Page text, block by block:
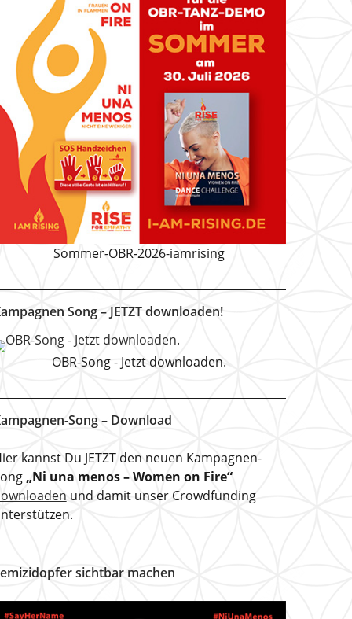
Sommer-OBR-2026-iamrising
Song – JETZT downloaden!
OBR-Song - Jetzt downloaden.
Song – Download
kannst Du JETZT den neuen Kampagnen-
„Ni una menos – Women on Fire“
und damit unser Crowdfunding
sichtbar machen